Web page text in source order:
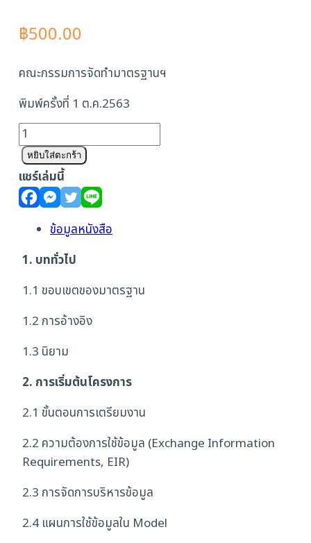
฿500.00
คณะกรรมการจัดทำมาตรฐานฯ
พิมพ์ครั้งที่ 1 ต.ค.2563
จำนวน
มาตรฐาน
การ
ใช้
แบบ
จำลอง
อาคาร
ชิ้น
หยิบใส่ตะกร้า
แชร์เล่มนี้
ข้อมูลหนังสือ
1. บททั่วไป
1.1 ขอบเขตของมาตรฐาน
1.2 การอ้างอิง
1.3 นิยาม
2. การเริ่มต้นโครงการ
2.1 ขั้นตอนการเตรียมงาน
2.2 ความต้องการใช้ข้อมูล (Exchange Information
Requirements, EIR)
2.3 การจัดการบริหารข้อมูล
2.4 แผนการใช้ข้อมูลใน Model